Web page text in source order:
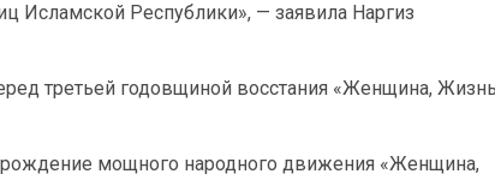
Исламской Республики», — заявила Наргиз
третьей годовщиной восстания «Женщина,
мощного народного движения «Женщина,